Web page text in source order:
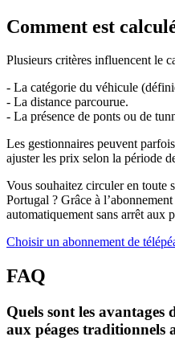
Comment est
Plusieurs critères influencent le
- La catégorie du véhicule
- La distance parcourue.
- La présence de ponts ou de
Les gestionnaires peuvent
ajuster les prix selon la période
Vous souhaitez circuler en toute
Portugal ? Grâce à
automatiquement sans arrêt aux
Choisir un abonnement de
FAQ
Quels sont les
aux péages traditionnels